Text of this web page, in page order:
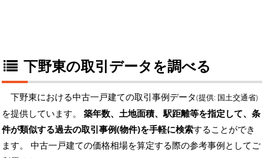
下野東の取引データを調べる
下野東における中古一戸建ての取引事例データ(提供: 国土交通省)
を提供しています。 築年数、土地面積、駅距離等を指定して、条
件が類似する過去の取引事例(物件)を手軽に検索することができ
ます。 中古一戸建ての価格相場を算定する際の参考事例としてご